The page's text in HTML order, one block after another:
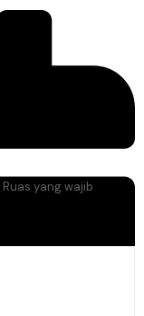
Ruas yang wajib